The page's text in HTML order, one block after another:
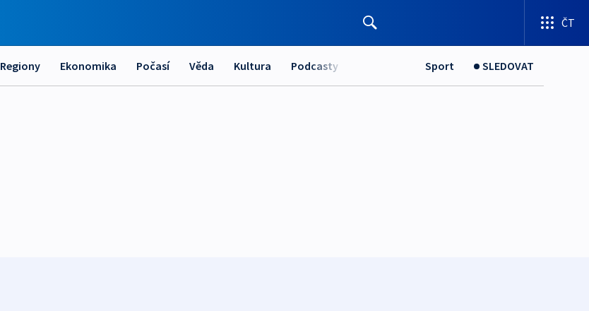
ČT
Regiony Ekonomika Počasí Věda Kultura Podcasty Sport SLEDOVAT